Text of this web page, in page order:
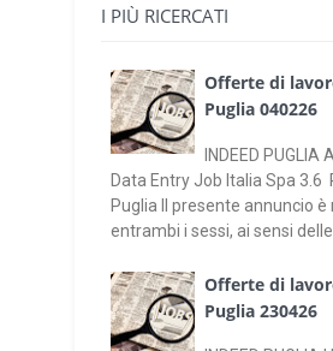
I PIÙ RICERCATI
Offerte di
Puglia 040226
INDEED
Data Entry Job Italia Spa 3.6
Puglia Il presente annuncio è
entrambi i sessi, ai sensi delle
Offerte di
Puglia 230426